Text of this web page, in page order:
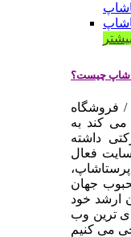
چیست؟
فروشگاه
کند به
داشته
بیش از 300000 وب سایت فعال
جهان
ارشد خود
ترین وب